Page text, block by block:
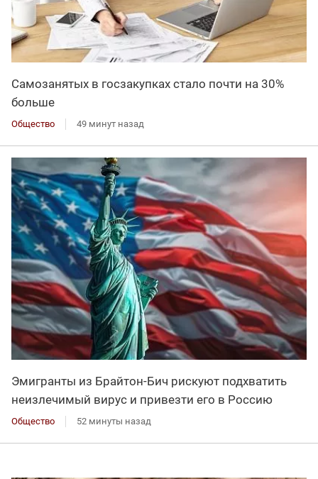
Самозанятых в госзакупках стало почти на 30%
больше
Общество 49 минут назад
Эмигранты из Брайтон-Бич рискуют подхватить
неизлечимый вирус и привезти его в Россию
Общество 52 минуты назад